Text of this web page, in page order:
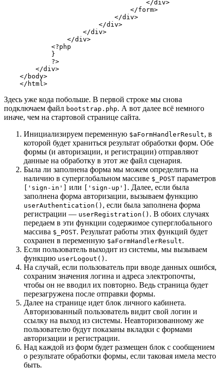
Здесь уже кода побольше. В первой строке мы снова
подключаем файл bootstrap.php. А вот далее всё немного
иначе, чем на стартовой странице сайта.
Инициализируем переменную $aFormHandlerResult, в
которой будет храниться результат обработки форм. Обе
формы (и авторизации, и регистрации) отправляют
данные на обработку в этот же файл сценария.
Была ли заполнена форма мы можем определить на
наличию в суперглобальном массиве $_POST параметров
['sign-in'] или ['sign-up'] . Далее, если была
заполнена форма авторизации, вызываем функцию
userAuthentication() , если была заполнена форма
регистрации — userRegistration() . В обоих случаях
передаем в эти функции содержимое суперглобального
массива $_POST. Результат работы этих функций будет
сохранен в переменную $aFormHandlerResult.
Если пользователь выходит из системы, мы вызываем
функцию userLogout() .
На случай, если пользователь при вводе данных ошибся,
сохраним значения логина и адреса электропочты,
чтобы он не вводил их повторно. Ведь страница будет
перезагружена после отправки формы.
Далее на странице идет блок личного кабинета.
Авторизованный пользователь видит свой логин и
ссылку на выход из системы. Неавторизованному же
пользователю будут показаны вкладки с формами
авторизации и регистрации.
Над каждой из форм будет размещен блок с сообщением
о результате обработки формы, если таковая имела место
быть.